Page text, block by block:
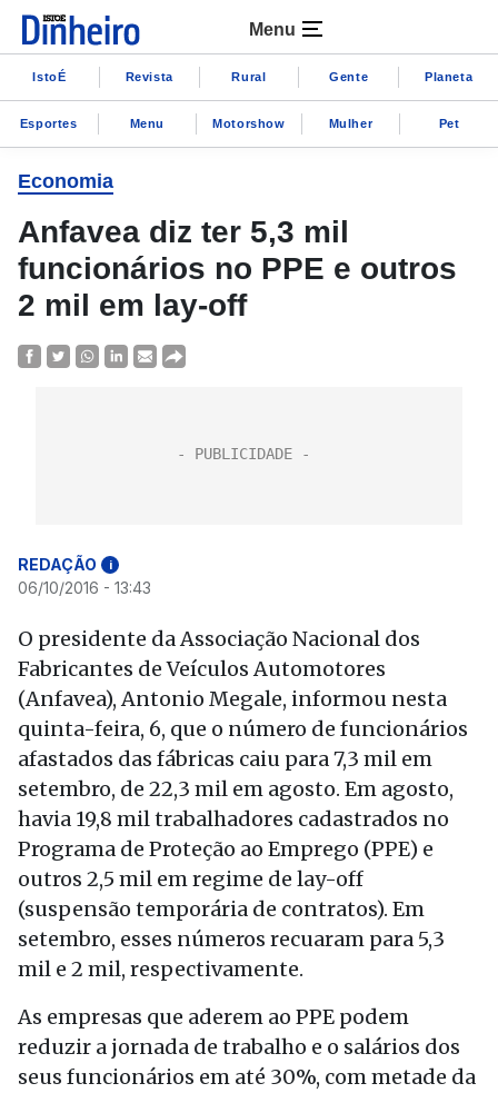
Menu
IstoÉ Revista Rural Gente Planeta
Esportes Menu Motorshow Mulher Pet
Economia
Anfavea diz ter 5,3 mil
funcionários no PPE e outros
2 mil em lay-off
REDAÇÃO i
06/10/2016 - 13:43
O presidente da Associação Nacional dos
Fabricantes de Veículos Automotores
(Anfavea), Antonio Megale, informou nesta
quinta-feira, 6, que o número de funcionários
afastados das fábricas caiu para 7,3 mil em
setembro, de 22,3 mil em agosto. Em agosto,
havia 19,8 mil trabalhadores cadastrados no
Programa de Proteção ao Emprego (PPE) e
outros 2,5 mil em regime de lay-off
(suspensão temporária de contratos). Em
setembro, esses números recuaram para 5,3
mil e 2 mil, respectivamente.
As empresas que aderem ao PPE podem
reduzir a jornada de trabalho e o salários dos
seus funcionários em até 30%, com metade da